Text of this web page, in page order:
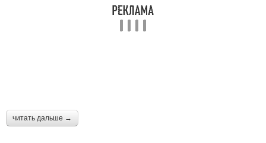
читать дальше →